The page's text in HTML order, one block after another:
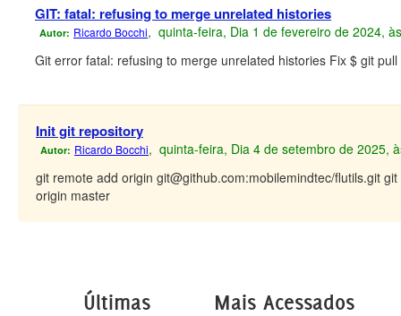
GIT: fatal: refusing to merge unrelated histories
Autor: Ricardo Bocchi, quinta-feira, Dia 1 de fevereiro de 2024,
Git error fatal: refusing to merge unrelated histories Fix $ git
Init git repository
Autor: Ricardo Bocchi, quinta-feira, Dia 4 de setembro de 2025,
git remote add origin git@github.com:mobilemindtec/flutils.git
origin master
Últimas
Mais Acessados